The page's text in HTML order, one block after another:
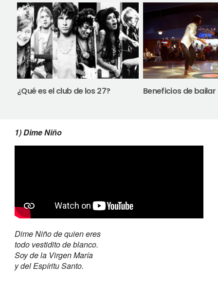
¿Qué es el club de los 27? Beneficios de bailar
1) Dime Niño
Dime Niño de quien eres
todo vestidito de blanco.
Soy de la Virgen María
y del Espíritu Santo.